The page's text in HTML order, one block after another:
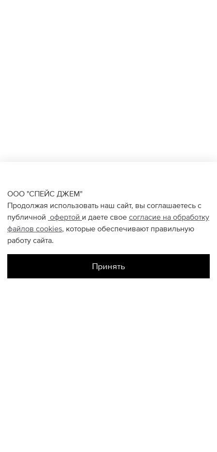
ООО "СПЕЙС ДЖЕМ"
Продолжая использовать наш сайт, вы соглашаетесь с
публичной офертой и даете свое согласие на обработку
файлов cookies, которые обеспечивают правильную
работу сайта.
Принять